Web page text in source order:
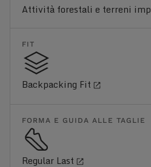
Attività forestali e terreni
FIT
Backpacking Fit
FORMA E GUIDA ALLE TAGLIE
Regular Last